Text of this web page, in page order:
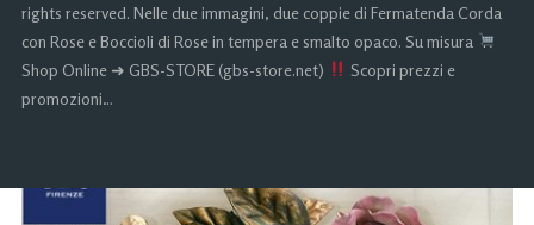
rights reserved. Nelle due immagini, due coppie di Fermatenda Corda
con Rose e Boccioli di Rose in tempera e smalto opaco. Su misura
Shop Online ➜ GBS-STORE (gbs-store.net)
Scopri prezzi e
promozioni…